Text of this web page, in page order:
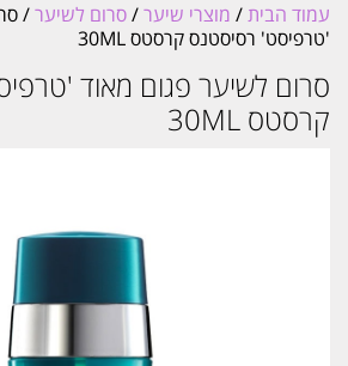
עמוד הבית/ מוצרי שיער/סרום לשיער/
'טרפיסט' רסיסטנס קרסטס 30ML
סרום לשיער פגום מאוד
קרסטס 30ML